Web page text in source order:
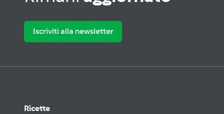
Iscriviti alla newsletter
Ricette